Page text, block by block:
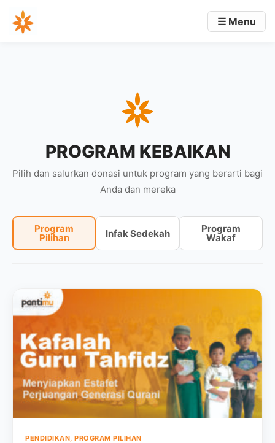
☰ Menu
PROGRAM KEBAIKAN
Pilih dan salurkan donasi untuk program yang berarti bagi
Anda dan mereka
Program
Pilihan Infak Sedekah Program
Wakaf
PENDIDIKAN, PROGRAM PILIHAN